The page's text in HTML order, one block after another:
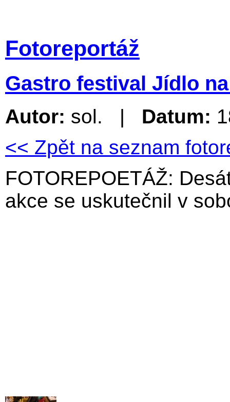
Fotoreportáž
Gastro festival Jídlo
Autor: sol. | Datum:
<< Zpět na seznam
FOTOREPOETÁŽ:
akce se uskutečnil v